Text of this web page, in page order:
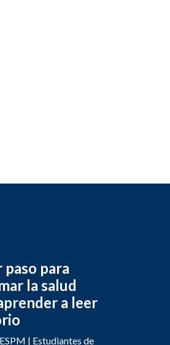
paso para
la salud
a leer
| Estudiantes de